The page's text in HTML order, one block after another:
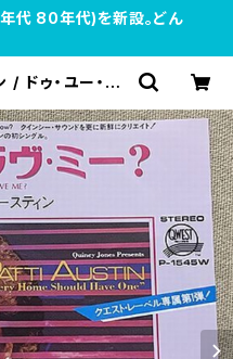
80年代)を新設。どん
/ ドゥ・ユー・ラ